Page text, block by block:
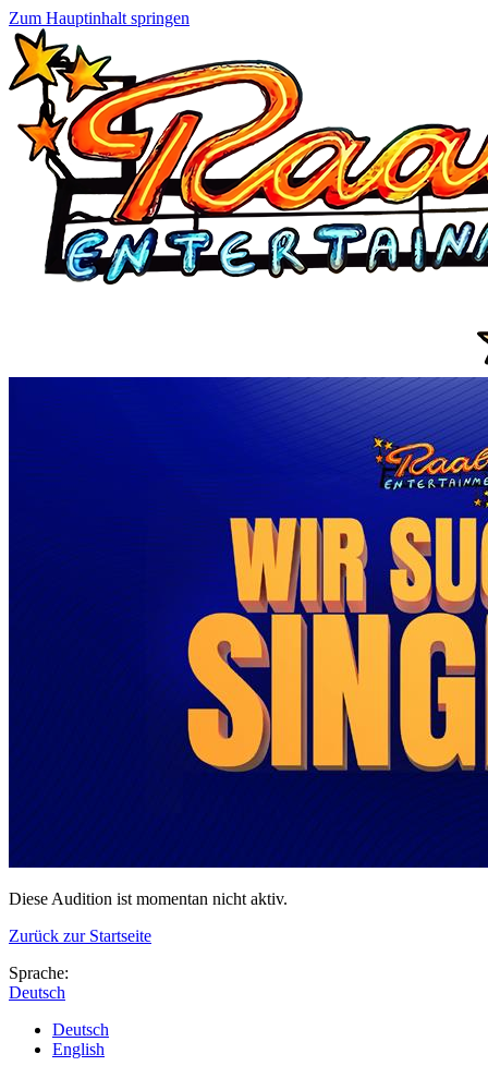
Zum Hauptinhalt springen
Diese Audition ist momentan nicht aktiv.
Zurück zur Startseite
Sprache:
Deutsch
Deutsch
English